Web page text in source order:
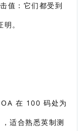
值：它们都受到
。
在 100 码处为
适合熟悉英制测